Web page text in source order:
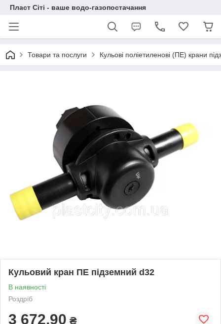
Пласт Сіті - ваше водо-газопостачання
Товари та послуги Кульові поліетиленові (ПЕ) крани
Кульовий кран ПЕ підземний d32
В наявності
Роздріб
3 672,90 ₴